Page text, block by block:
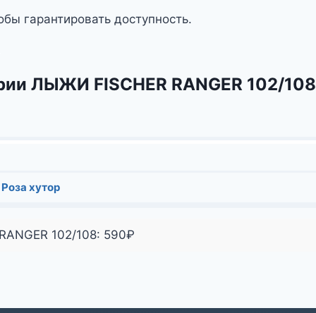
гарантировать доступность.
ЛЫЖИ FISCHER RANGER 102/108
хутор
102/108: 590₽